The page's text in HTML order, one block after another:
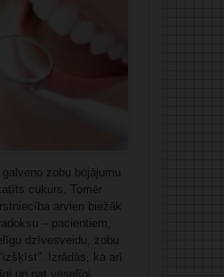
zobu bojājumu
cukurs. Tomēr
arvien biežāk
– pacientiem,
dzīvesveidu, zobu
Izrādās, ka arī
un pat veselīgi